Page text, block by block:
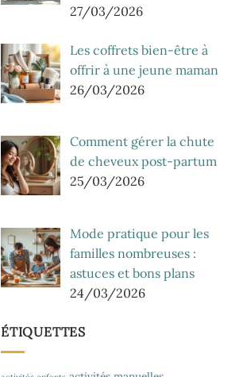
27/03/2026
Les coffrets bien-être à
offrir à une jeune maman
26/03/2026
Comment gérer la chute
de cheveux post-partum
25/03/2026
Mode pratique pour les
familles nombreuses :
astuces et bons plans
24/03/2026
ÉTIQUETTES